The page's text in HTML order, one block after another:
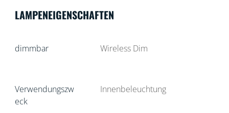
LAMPENEIGENSCHAFTEN
dimmbar Wireless Dim
Verwendungszw
eck
Innenbeleuchtung